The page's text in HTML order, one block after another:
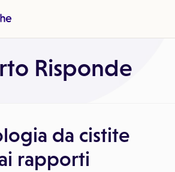
Risponde
da cistite
rapporti